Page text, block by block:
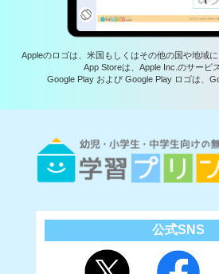
Appleのロゴは、米国もしくはその他の国や地域
App Storeは、Apple Inc.のサービ
Google Play および Google Play ロゴは、
公式SNS